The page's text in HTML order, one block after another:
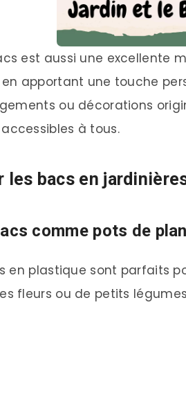
est aussi une excellente
apportant une touche
ou décorations
à tous.
les bacs en
comme pots de
en plastique sont parfaits
fleurs ou de petits